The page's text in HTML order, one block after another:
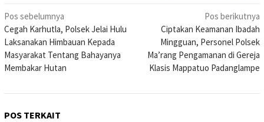
Navigasi
pos
Pos sebelumnya
Cegah Karhutla, Polsek Jelai Hulu
Laksanakan Himbauan Kepada
Masyarakat Tentang Bahayanya
Membakar Hutan
Pos berikutnya
Ciptakan Keamanan Ibadah
Mingguan, Personel Polsek
Ma’rang Pengamanan di Gereja
Klasis Mappatuo Padanglampe
POS TERKAIT